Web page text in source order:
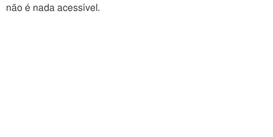
não é nada acessível.